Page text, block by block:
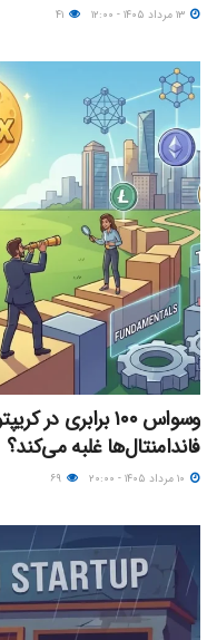
وسواس ۱۰۰ برابری
فاندامنتال‌ها غلبه می‌کند؟